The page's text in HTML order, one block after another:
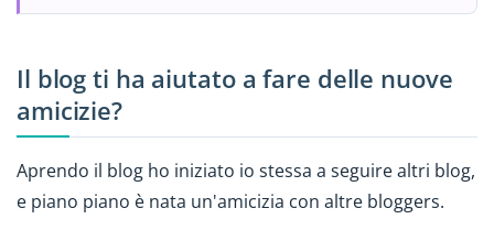
Il blog ti ha aiutato a fare delle nuove
amicizie?
Aprendo il blog ho iniziato io stessa a seguire altri blog,
e piano piano è nata un'amicizia con altre bloggers.